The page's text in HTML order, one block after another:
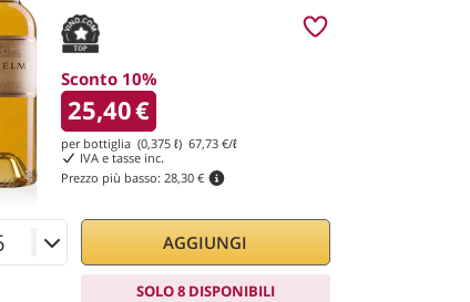
Sconto 10%
25,40€
per bottiglia (0,375 ℓ) 67,73 €/ℓ
IVA e tasse inc.
Prezzo più basso: 28,30 €
AGGIUNGI
SOLO 8 DISPONIBILI